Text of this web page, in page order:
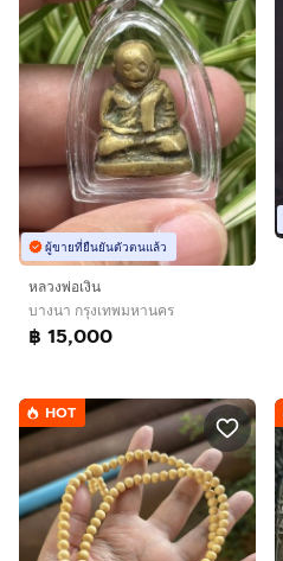
ผู้ขายที่ยืนยันตัวตนแล้ว
หลวงพ่อเงิน
บางนา กรุงเทพมหานคร
฿ 15,000
HOT